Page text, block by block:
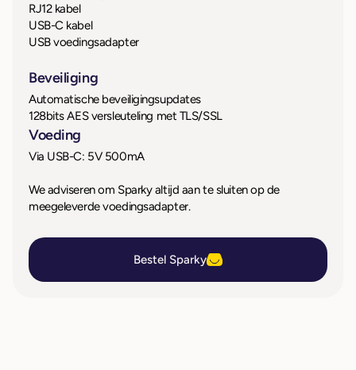
RJ12 kabel
USB-C kabel
USB voedingsadapter
Beveiliging
Automatische beveiligingsupdates
128bits AES versleuteling met TLS/SSL
Voeding
Via USB-C: 5V 500mA
We adviseren om Sparky altijd aan te sluiten op de
meegeleverde voedingsadapter.
Bestel Sparky